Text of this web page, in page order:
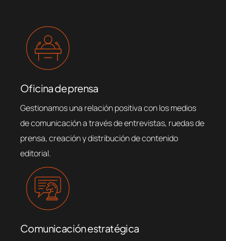
Oficina de prensa
Gestionamos una relación positiva con los medios
de comunicación a través de entrevistas, ruedas de
prensa, creación y distribución de contenido
editorial.
Comunicación estratégica